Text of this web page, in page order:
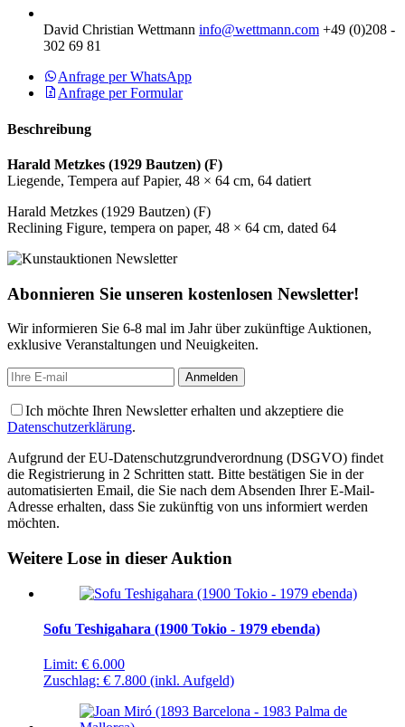
David Christian Wettmann info@wettmann.com +49 (0)208 -
302 69 81
Anfrage per WhatsApp
Anfrage per Formular
Beschreibung
Harald Metzkes (1929 Bautzen) (F)
Liegende, Tempera auf Papier, 48 × 64 cm, 64 datiert
Harald Metzkes (1929 Bautzen) (F)
Reclining Figure, tempera on paper, 48 × 64 cm, dated 64
Abonnieren Sie unseren kostenlosen Newsletter!
Wir informieren Sie 6-8 mal im Jahr über zukünftige Auktionen,
exklusive Veranstaltungen und Neuigkeiten.
Ich möchte Ihren Newsletter erhalten und akzeptiere die
Datenschutzerklärung.
Aufgrund der EU-Datenschutzgrundverordnung (DSGVO) findet
die Registrierung in 2 Schritten statt. Bitte bestätigen Sie in der
automatisierten Email, die Sie nach dem Absenden Ihrer E-Mail-
Adresse erhalten, dass Sie zukünftig von uns informiert werden
möchten.
Weitere Lose in dieser Auktion
Sofu Teshigahara (1900 Tokio - 1979 ebenda)
Limit: € 6.000
Zuschlag: € 7.800 (inkl. Aufgeld)